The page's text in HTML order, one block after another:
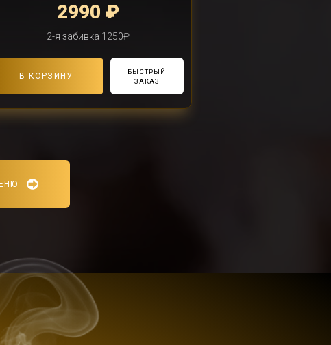
2990 ₽
2-я забивка 1250₽
В КОРЗИНУ
БЫСТРЫЙ
ЗАКАЗ